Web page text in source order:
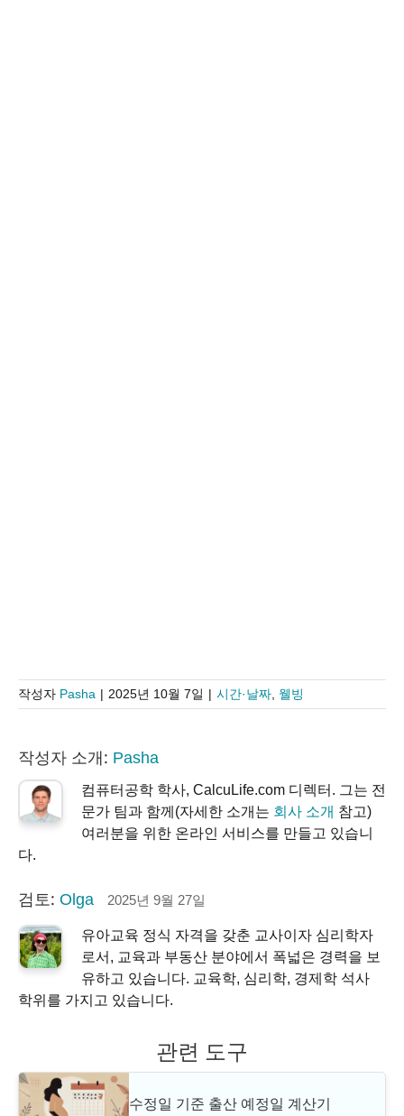
작성자 Pasha | 2025년 10월 7일 | 시간·날짜 웰빙
작성자 소개: Pasha
컴퓨터공학 학사, CalcuLife.com 디렉터. 그는 전
문가 팀과 함께(자세한 소개는 회사 소개 참고)
여러분을 위한 온라인 서비스를 만들고 있습니
다.
검토: Olga 2025년 9월 27일
유아교육 정식 자격을 갖춘 교사이자 심리학자
로서, 교육과 부동산 분야에서 폭넓은 경력을 보
유하고 있습니다. 교육학, 심리학, 경제학 석사
학위를 가지고 있습니다.
관련 도구
수정일 기준 출산 예정일 계산기